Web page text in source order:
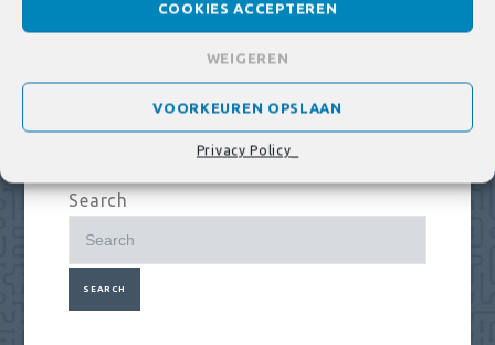
COOKIES ACCEPTEREN
WEIGEREN
VOORKEUREN OPSLAAN
Privacy Policy_
Non è stato trovato niente...
contenuto che stai cercando nel campo
di ricerca.
Search